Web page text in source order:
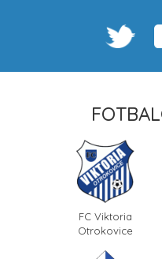
FC Viktoria
Otrokovice